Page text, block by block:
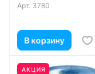
Арт. 3780
В корзину
АКЦИЯ